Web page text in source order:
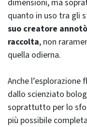
dimensioni, ma
quanto in uso tra gli
suo creatore
raccolta, non
quella odierna.
Anche
dallo scienziato
soprattutto per lo
più possibile completa